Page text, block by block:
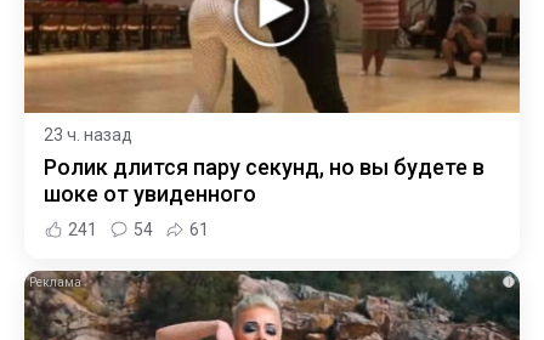
23 ч. назад
Ролик длится пару секунд, но вы будете в
шоке от увиденного
241 54 61
i